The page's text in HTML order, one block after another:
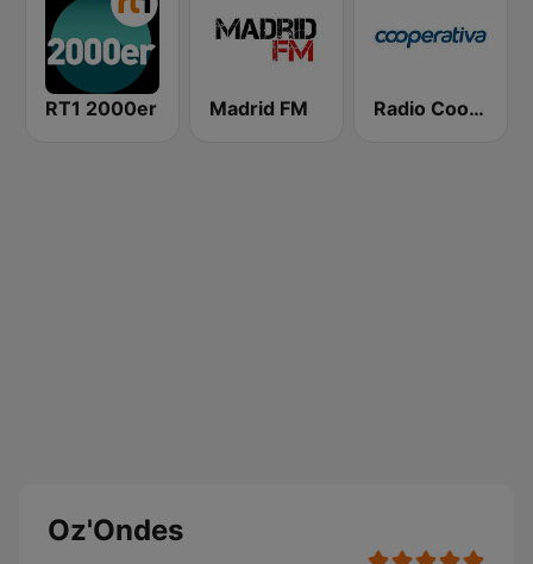
RT1 2000er Madrid FM Radio Cooperativa
Oz'Ondes